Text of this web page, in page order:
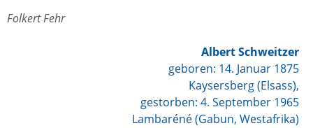
Folkert Fehr
Albert Schweitzer
geboren: 14. Januar 1875
Kaysersberg (Elsass),
gestorben: 4. September 1965
Lambaréné (Gabun, Westafrika)